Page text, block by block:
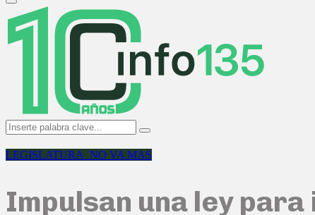
Primary
Menu
Search
for:
Search
LEGISLATURA_NO VA MAS
Impulsan una ley